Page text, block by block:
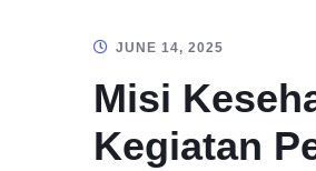
JUNE 14, 2025
Misi
Kegiatan